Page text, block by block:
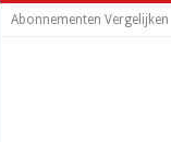
Abonnementen Vergelijken